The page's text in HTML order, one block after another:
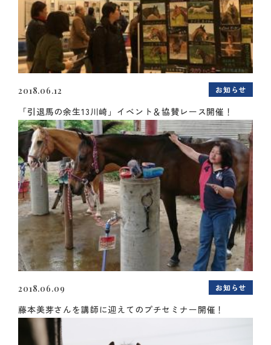
2018.06.12 お知らせ
「引退馬の余生13川崎」イベント＆協賛レース開催！
2018.06.09 お知らせ
藤本美芽さんを講師に迎えてのプチセミナー開催！